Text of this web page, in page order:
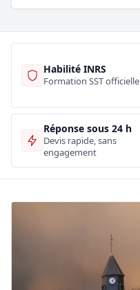
Habilité INRS
Formation SST officielle
Réponse sous 24 h
Devis rapide, sans
engagement